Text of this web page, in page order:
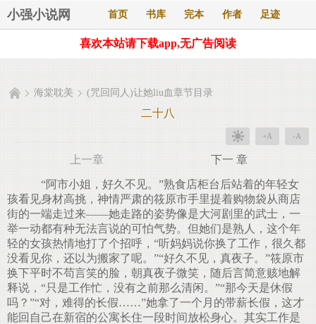
小强小说网 首页 书库 完本 作者 足迹
喜欢本站请下载app,无广告阅读
海棠耽美 (咒回同人)让她liu血章节目录
二十八
+A -A
上一章 下一 章
“阿市小姐，好久不见。”熟食店柜台后站着的年轻女
孩看见身材高挑，神情严肃的筱原市手里提着购物袋从商店
街的一端走过来——她走路的姿势像是大河剧里的武士，一
举一动都有种无法言说的可怕气势。但她们是熟人，这个年
轻的女孩热情地打了个招呼，“听妈妈说你换了工作，很久都
没看见你，还以为搬家了呢。”“好久不见，真夜子。”筱原市
换下平时不苟言笑的脸，朝真夜子微笑，随后言简意赅地解
释说，“只是工作忙，没有之前那么清闲。”“那今天是休假
吗？”“对，难得的长假……”她拿了一个月的带薪长假，这才
能回自己在新宿的公寓长住一段时间放松身心。其实工作是